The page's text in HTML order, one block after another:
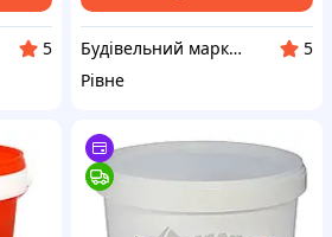
5
Будівельний маркет Маяк
5
Рівне